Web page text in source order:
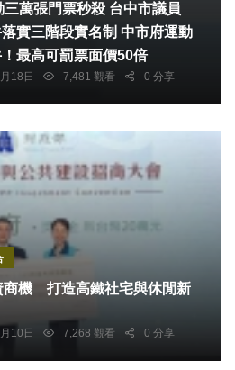
門票秒殺 台中市議員
段實名制 中市府運動
最高可罰票面價50倍
18日 7,481 觀看 0 分享
商機 打造高鐵社宅與休閒新
10日 7,268 觀看 0 分享